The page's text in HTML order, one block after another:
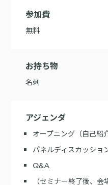
参加費
無料
お持ち物
名刺
アジェンダ
オープニング（自己紹
パネルディスカッショ
Q&A
（セミナー終了後、会